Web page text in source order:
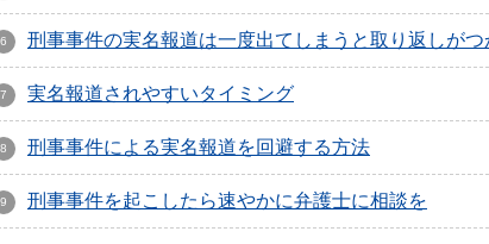
刑事事件の実名報道は一度出てしまうと取り返しがつ
実名報道されやすいタイミング
刑事事件による実名報道を回避する方法
刑事事件を起こしたら速やかに弁護士に相談を